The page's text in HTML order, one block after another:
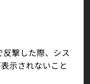
撃した際、シス
示されないこと